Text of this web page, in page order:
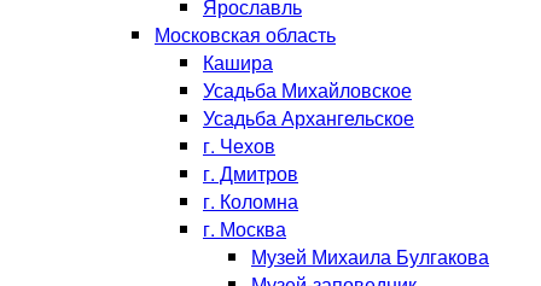
Ярославль
Московская область
Кашира
Усадьба Михайловское
Усадьба Архангельское
г. Чехов
г. Дмитров
г. Коломна
г. Москва
Музей Михаила Булгакова